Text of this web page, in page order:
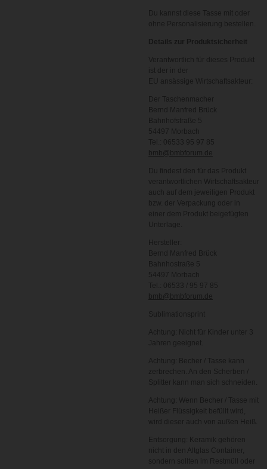
Du kannst diese Tasse mit oder
ohne Personalisierung bestellen.
Details zur Produktsicherheit
Verantwortlich für dieses Produkt
ist der in der
EU ansässige Wirtschaftsakteur:
Der Taschenmacher
Bernd Manfred Brück
Bahnhofstraße 5
54497 Morbach
Tel.: 06533 95 97 85
bmb@bmbforum.de
Du findest den für das Produkt
verantwortlichen Wirtschaftsakteur
auch auf dem jeweiligen Produkt
bzw. der Verpackung oder in
einer dem Produkt beigefügten
Unterlage.
Hersteller:
Bernd Manfred Brück
Bahnhostraße 5
54497 Morbach
Tel.: 06533 / 95 97 85
bmb@bmbforum.de
Sublimationsprint
Achtung: Nicht für Kinder unter 3
Jahren geeignet.
Achtung: Becher / Tasse kann
zerbrechen. An den Scherben /
Splitter kann man sich schneiden.
Achtung: Wenn Becher / Tasse mit
Heißer Flüssigkeit befüllt wird,
wird dieser auch von außen Heiß.
Entsorgung: Keramik gehören
nicht in den Altglas Container,
sondern sollten im Restmüll oder